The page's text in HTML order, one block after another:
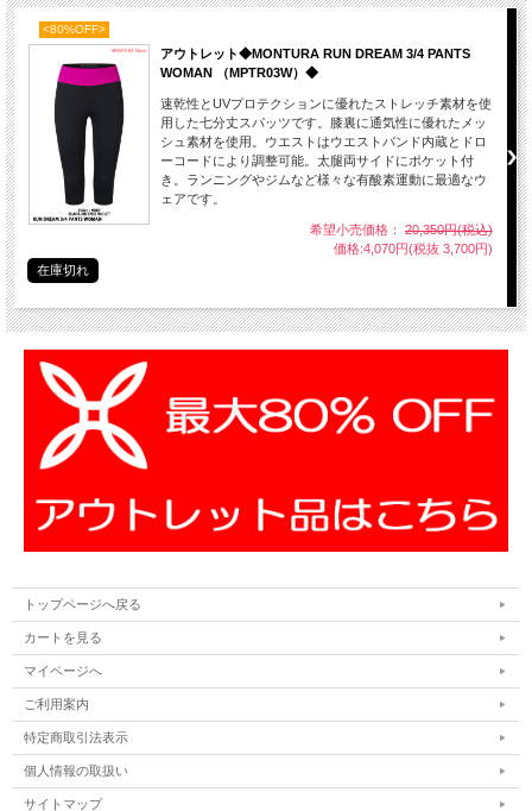
<80%OFF>
アウトレット◆MONTURA RUN DREAM 3/4 PANTS
WOMAN （MPTR03W）◆
速乾性とUVプロテクションに優れたストレッチ素材を使
用した七分丈スパッツです。膝裏に通気性に優れたメッ
シュ素材を使用。ウエストはウエストバンド内蔵とドロ
ーコードにより調整可能。太腿両サイドにポケット付
き。ランニングやジムなど様々な有酸素運動に最適なウ
ェアです。
希望小売価格： 20,350円(税込)
価格:4,070円(税抜 3,700円)
在庫切れ
トップページへ戻る
カートを見る
マイページへ
ご利用案内
特定商取引法表示
個人情報の取扱い
サイトマップ